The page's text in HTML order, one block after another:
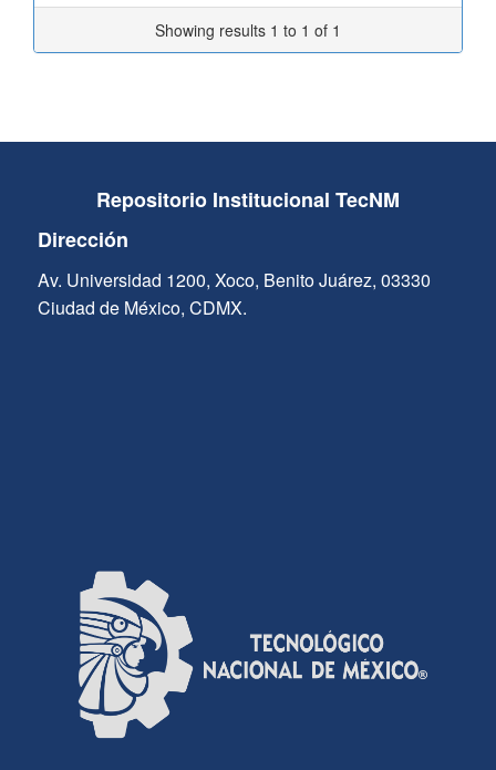
Showing results 1 to 1 of 1
Repositorio Institucional TecNM
Dirección
Av. Universidad 1200, Xoco, Benito Juárez, 03330
Ciudad de México, CDMX.